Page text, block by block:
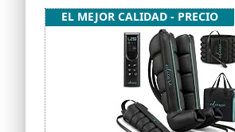
EL MEJOR CALIDAD - PRECIO